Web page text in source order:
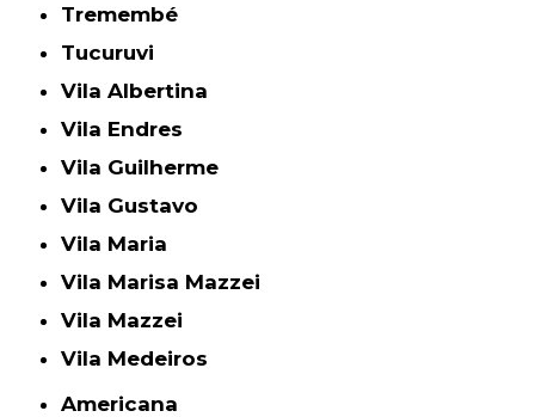
Tremembé
Tucuruvi
Vila Albertina
Vila Endres
Vila Guilherme
Vila Gustavo
Vila Maria
Vila Marisa Mazzei
Vila Mazzei
Vila Medeiros
Americana